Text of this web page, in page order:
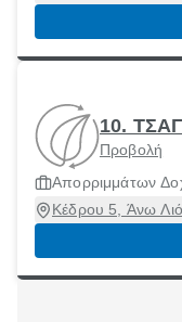
10.
Προβολή
Απορριμμάτων
Κέδρου 5, Άνω